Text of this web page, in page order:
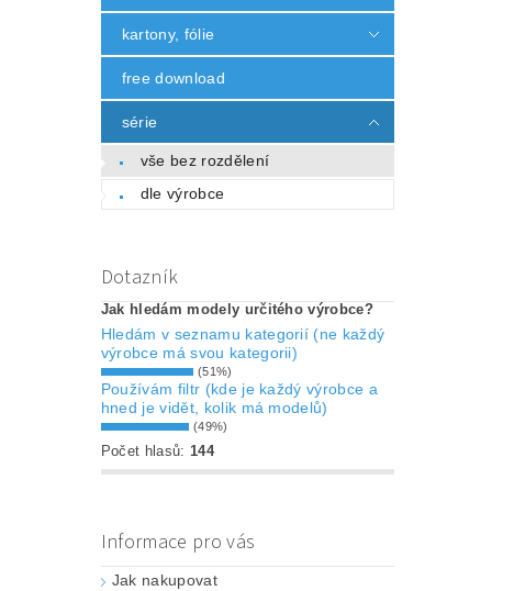
kartony, fólie
free download
série
vše bez rozdělení
dle výrobce
Dotazník
Jak hledám modely určitého výrobce?
Hledám v seznamu kategorií (ne každý
výrobce má svou kategorii)
(51%)
Používám filtr (kde je každý výrobce a
hned je vidět, kolik má modelů)
(49%)
Počet hlasů: 144
Informace pro vás
Jak nakupovat